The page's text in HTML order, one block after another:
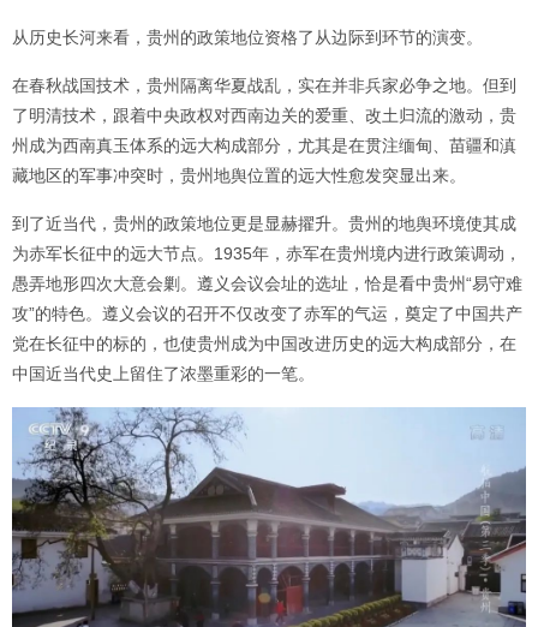
从历史长河来看，贵州的政策地位资格了从边际到环节的演变。
在春秋战国技术，贵州隔离华夏战乱，实在并非兵家必争之地。但到
了明清技术，跟着中央政权对西南边关的爱重、改土归流的激动，贵
州成为西南真玉体系的远大构成部分，尤其是在贯注缅甸、苗疆和滇
藏地区的军事冲突时，贵州地舆位置的远大性愈发突显出来。
到了近当代，贵州的政策地位更是显赫擢升。贵州的地舆环境使其成
为赤军长征中的远大节点。1935年，赤军在贵州境内进行政策调动，
愚弄地形四次大意会剿。遵义会议会址的选址，恰是看中贵州“易守难
攻”的特色。遵义会议的召开不仅改变了赤军的气运，奠定了中国共产
党在长征中的标的，也使贵州成为中国改进历史的远大构成部分，在
中国近当代史上留住了浓墨重彩的一笔。